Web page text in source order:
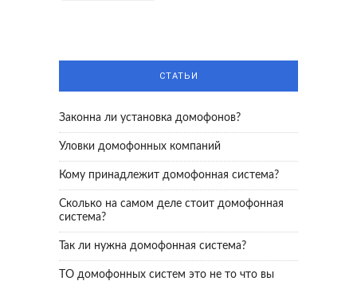
СТАТЬИ
Законна ли установка домофонов?
Уловки домофонных компаний
Кому принадлежит домофонная система?
Сколько на самом деле стоит домофонная
система?
Так ли нужна домофонная система?
ТО домофонных систем это не то что вы